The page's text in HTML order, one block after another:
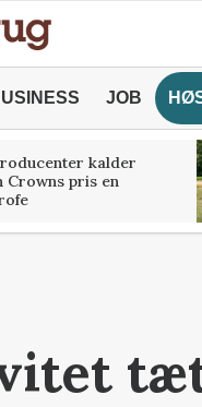
JOB
kalder
Crowns pris en